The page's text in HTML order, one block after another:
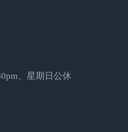
、星期日公休